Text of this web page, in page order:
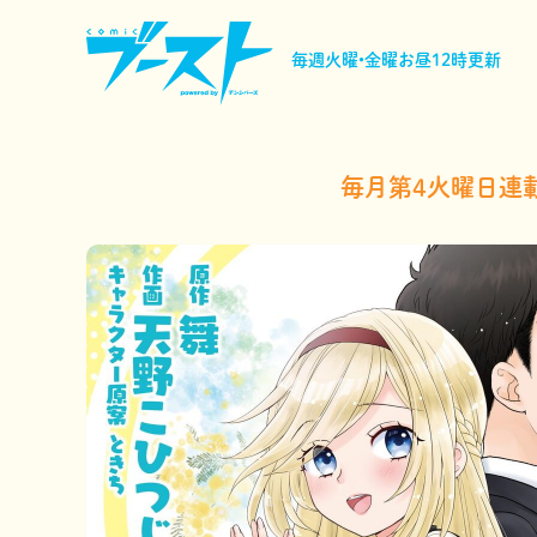
毎週火曜•金曜お昼12時更新
毎月第4火曜日連